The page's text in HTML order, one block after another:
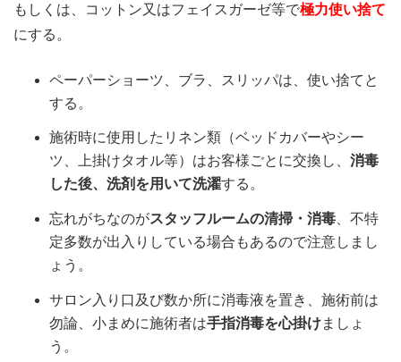
もしくは、コットン又はフェイスガーゼ等で極力使い捨て
にする。
ペーパーショーツ、ブラ、スリッパは、使い捨てと
する。
施術時に使用したリネン類（ベッドカバーやシー
ツ、上掛けタオル等）はお客様ごとに交換し、 消毒
した後、洗剤を用いて洗濯する。
忘れがちなのがスタッフルームの清掃・消毒 、不特
定多数が出入りしている場合もあるので注意しまし
ょう。
サロン入り口及び数か所に消毒液を置き、施術前は
勿論、小まめに施術者は手指消毒を心掛けましょ
う。